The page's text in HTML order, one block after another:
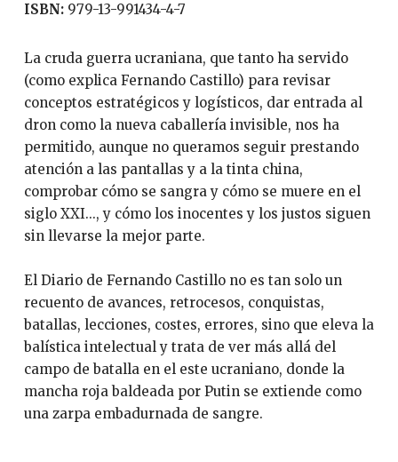
ISBN: 979-13-991434-4-7
La cruda guerra ucraniana, que tanto ha servido
(como explica Fernando Castillo) para revisar
conceptos estratégicos y logísticos, dar entrada al
dron como la nueva caballería invisible, nos ha
permitido, aunque no queramos seguir prestando
atención a las pantallas y a la tinta china,
comprobar cómo se sangra y cómo se muere en el
siglo XXI..., y cómo los inocentes y los justos siguen
sin llevarse la mejor parte.
El Diario de Fernando Castillo no es tan solo un
recuento de avances, retrocesos, conquistas,
batallas, lecciones, costes, errores, sino que eleva la
balística intelectual y trata de ver más allá del
campo de batalla en el este ucraniano, donde la
mancha roja baldeada por Putin se extiende como
una zarpa embadurnada de sangre.